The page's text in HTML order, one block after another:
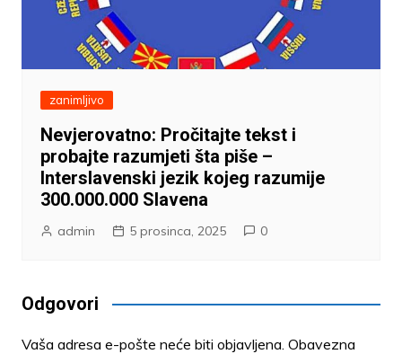
zanimljivo
Nevjerovatno: Pročitajte tekst i
probajte razumjeti šta piše –
Interslavenski jezik kojeg razumije
300.000.000 Slavena
admin 5 prosinca, 2025 0
Odgovori
Vaša adresa e-pošte neće biti objavljena. Obavezna